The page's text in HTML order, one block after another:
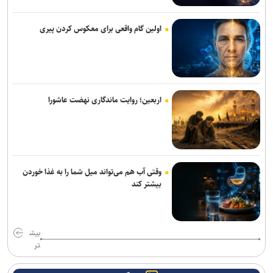
خبرنگاری حرفه‌ای مسئولیتی برای جست‌وجوی حقیقت، مطالبه‌گری آگاهانه
و روایت دقیق و منصفانه رویدادهاست
خبرنگاران با مسئولیت‌پذیری و تعهد در مسیر صیانت از حقیقت و انعکاس
صدای مردم گام برمی‌دارند
واکاوی چالش‌های زنجیره ارزش در صنعت نساجی و ارائه راهکارهای
دانشگاهی/۱۰۰ هکتار زمین و ۱۰ شهرستان؛ طرح جامع خورشیدی دانشگاه
آزاد یزد کلید خورد
سواد الگوریتمی نقادانه؛ ضرورتی انکارناپذیر برای دانشجویان در عصر
هوش مصنوعی
توقیف کامیون با راننده ۸ ساله در اصفهان!
خبرنگاران، دیده‌بانان بیدار و روایتگران حقیقت در تلاطم تحولات رسانه‌ای
هستند
خبرنگاران با انعکاس اخبار و مطالبات حقیقی به رشد فرهنگ عمومی و
دستیابی مردم به حقوق‌شان کمک می‌کنند
اولین گام واقعی برای معکوس کردن پیری
اربعین؛ روایت ماندگاری نهضت عاشورا
وقتی آب هم می‌تواند میل شما را به غذا خوردن
بیشتر کند
بیش
تر